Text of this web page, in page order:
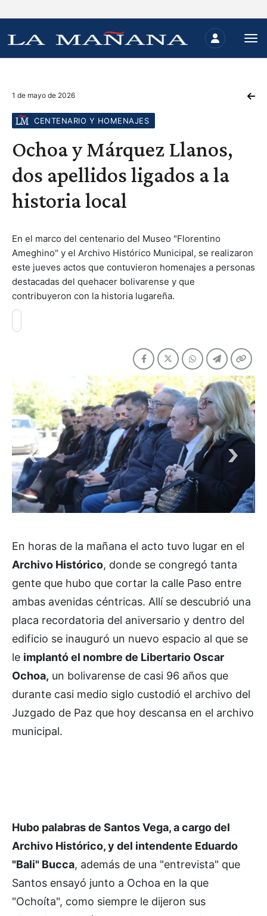
1 de mayo de 2026
CENTENARIO Y HOMENAJES
Ochoa y Márquez Llanos,
dos apellidos ligados a la
historia local
En el marco del centenario del Museo "Florentino
Ameghino" y el Archivo Histórico Municipal, se realizaron
este jueves actos que contuvieron homenajes a personas
destacadas del quehacer bolivarense y que
contribuyeron con la historia lugareña.
En horas de la mañana el acto tuvo lugar en el
Archivo Histórico, donde se congregó tanta
gente que hubo que cortar la calle Paso entre
ambas avenidas céntricas. Allí se descubrió una
placa recordatoria del aniversario y dentro del
edificio se inauguró un nuevo espacio al que se
le implantó el nombre de Libertario Oscar
Ochoa, un bolivarense de casi 96 años que
durante casi medio siglo custodió el archivo del
Juzgado de Paz que hoy descansa en el archivo
municipal.
Hubo palabras de Santos Vega, a cargo del
Archivo Histórico, y del intendente Eduardo
"Bali" Bucca, además de una "entrevista" que
Santos ensayó junto a Ochoa en la que
"Ochoíta", como siempre le dijeron sus